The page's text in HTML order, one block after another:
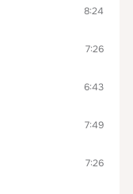
8:24
7:26
6:43
7:49
7:26